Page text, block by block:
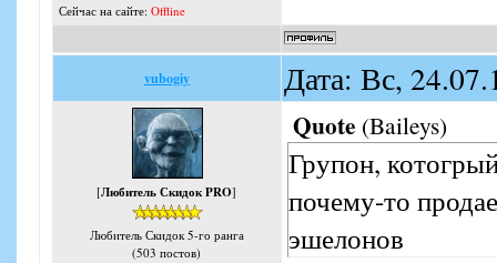
Сейчас на сайте: Offline
vubogiy Дата: Вс,
[Любитель Скидок PRO]
Любитель Скидок 5-го ранга
(503 постов)
Quote (Baileys)
Групон,
почему-то
эшелонов